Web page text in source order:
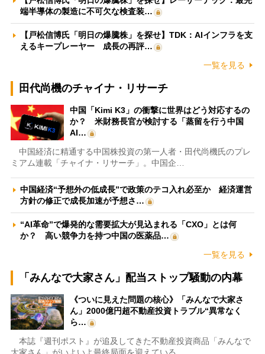
端半導体の製造に不可欠な検査装…
【戸松信博氏「明日の爆騰株」を探せ】TDK：AIインフラを支
えるキープレーヤー 成長の再評…
一覧を見る
田代尚機のチャイナ・リサーチ
中国「Kimi K3」の衝撃に世界はどう対応するの
か？ 米財務長官が検討する「蒸留を行う中国
AI…
中国経済に精通する中国株投資の第一人者・田代尚機氏のプレ
ミアム連載「チャイナ・リサーチ」。中国企…
中国経済“予想外の低成長”で政策のテコ入れ必至か 経済運営
方針の修正で成長加速が予想さ…
“AI革命”で爆発的な需要拡大が見込まれる「CXO」とは何
か？ 高い競争力を持つ中国の医薬品…
一覧を見る
「みんなで大家さん」配当ストップ騒動の内幕
《ついに見えた問題の核心》「みんなで大家さ
ん」2000億円超不動産投資トラブル“異常なく
ら…
本誌『週刊ポスト』が追及してきた不動産投資商品「みんなで